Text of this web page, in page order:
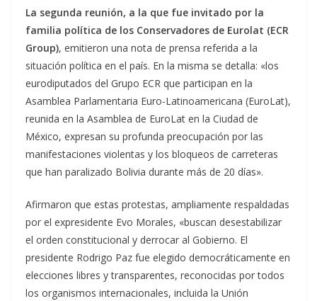
La segunda reunión, a la que fue invitado por la
familia política de los Conservadores de Eurolat (ECR
Group), emitieron una nota de prensa referida a la
situación política en el país. En la misma se detalla: «los
eurodiputados del Grupo ECR que participan en la
Asamblea Parlamentaria Euro-Latinoamericana (EuroLat),
reunida en la Asamblea de EuroLat en la Ciudad de
México, expresan su profunda preocupación por las
manifestaciones violentas y los bloqueos de carreteras
que han paralizado Bolivia durante más de 20 días».
Afirmaron que estas protestas, ampliamente respaldadas
por el expresidente Evo Morales, «buscan desestabilizar
el orden constitucional y derrocar al Gobierno. El
presidente Rodrigo Paz fue elegido democráticamente en
elecciones libres y transparentes, reconocidas por todos
los organismos internacionales, incluida la Unión